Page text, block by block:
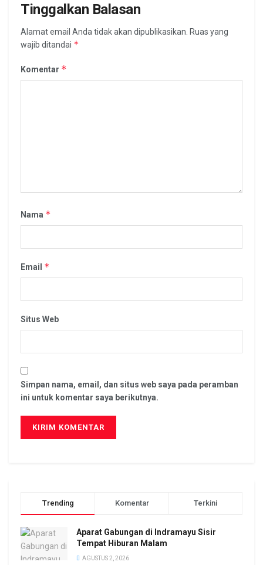
Tinggalkan Balasan
Alamat email Anda tidak akan dipublikasikan. Ruas yang
wajib ditandai *
Komentar *
Nama *
Email *
Situs Web
Simpan nama, email, dan situs web saya pada peramban
ini untuk komentar saya berikutnya.
Trending Komentar Terkini
Aparat Gabungan di Indramayu Sisir
Tempat Hiburan Malam
AGUSTUS 2, 2026